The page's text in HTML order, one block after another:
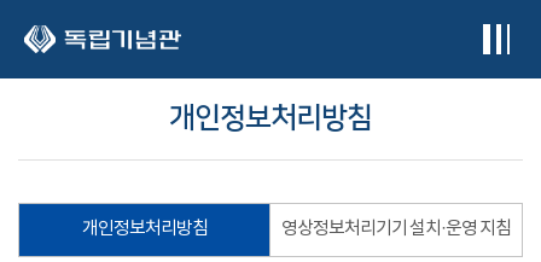
개인정보처리방침
개인정보처리방침 영상정보처리기기 설치·운영 지침